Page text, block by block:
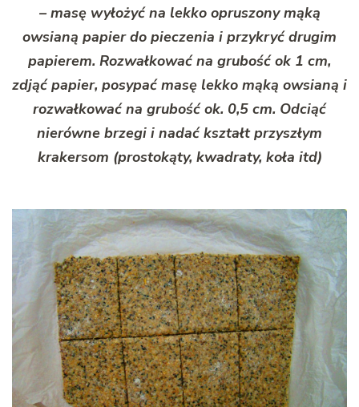
– masę wyłożyć na lekko opruszony mąką
owsianą papier do pieczenia i przykryć drugim
papierem. Rozwałkować na grubość ok 1 cm,
zdjąć papier, posypać masę lekko mąką owsianą i
rozwałkować na grubość ok. 0,5 cm. Odciąć
nierówne brzegi i nadać kształt przyszłym
krakersom (prostokąty, kwadraty, koła itd)